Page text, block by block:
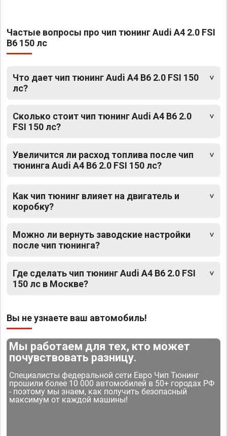
Частые вопросы про чип тюнинг Audi A4 2.0 FSI
B6 150 лс
Что дает чип тюнинг Audi A4 B6 2.0 FSI 150
лс?
Сколько стоит чип тюнинг Audi A4 B6 2.0
FSI 150 лс?
Увеличится ли расход топлива после чип
тюнинга Audi A4 B6 2.0 FSI 150 лс?
Как чип тюнинг влияет на двигатель и
коробку?
Можно ли вернуть заводские настройки
после чип тюнинга?
Где сделать чип тюнинг Audi A4 B6 2.0 FSI
150 лс в Москве?
Вы не узнаете ваш автомобиль!
Мы работаем для тех, кто может
почувствовать разницу.
Специалисты федеральной сети Евро Чип Тюнинг
прошили более 10 000 автомобилей в 50+ городах РФ
- поэтому мы знаем, как получить безопасный
максимум от каждой машины!